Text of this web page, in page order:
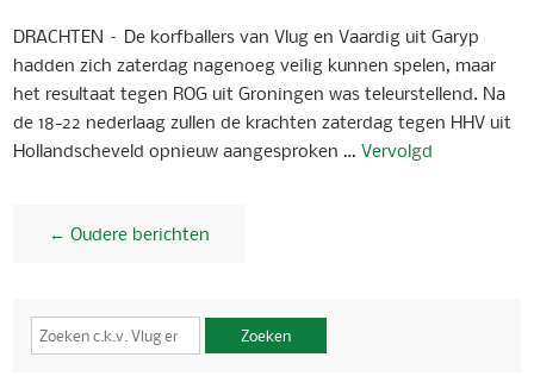
DRACHTEN – De korfballers van Vlug en Vaardig uit Garyp
hadden zich zaterdag nagenoeg veilig kunnen spelen, maar
het resultaat tegen ROG uit Groningen was teleurstellend. Na
de 18-22 nederlaag zullen de krachten zaterdag tegen HHV uit
Hollandscheveld opnieuw aangesproken …Vervolgd
← Oudere berichten
Zoeken